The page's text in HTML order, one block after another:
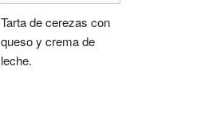
Tarta de cerezas con
queso y crema de
leche.